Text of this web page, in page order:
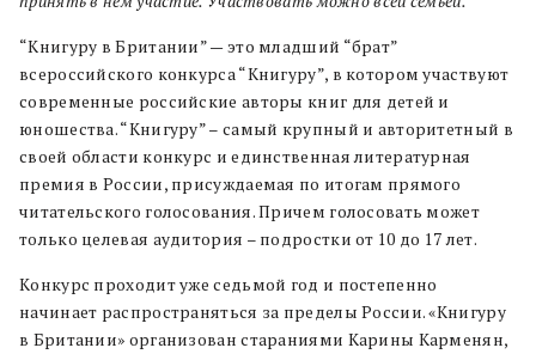
“Книгуру в Британии” — это младший “брат”
всероссийского конкурса “Книгуру”, в котором участвуют
современные российские авторы книг для детей и
юношества. “Книгуру” – самый крупный и авторитетный в
своей области конкурс и единственная литературная
премия в России, присуждаемая по итогам прямого
читательского голосования. Причем голосовать может
только целевая аудитория – подростки от 10 до 17 лет.
Конкурс проходит уже седьмой год и постепенно
начинает распространяться за пределы России. «Книгуру
в Британии» организован стараниями Карины Карменян,